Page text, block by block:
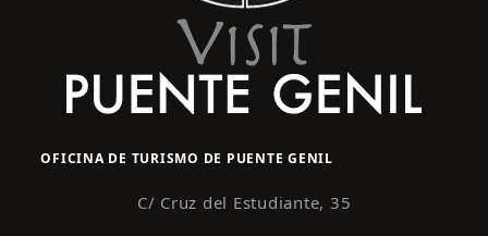
OFICINA DE TURISMO DE PUENTE GENIL
C/ Cruz del Estudiante, 35